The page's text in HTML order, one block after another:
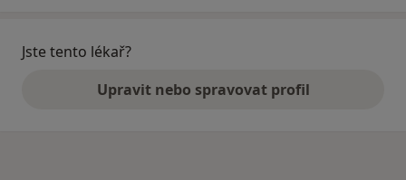
Jste tento lékař?
Upravit nebo spravovat profil